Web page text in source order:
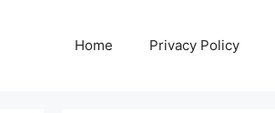
Home Privacy Policy